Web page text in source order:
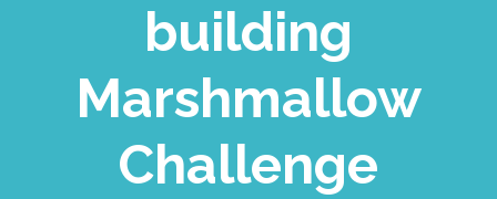
building
Marshmallow
Challenge